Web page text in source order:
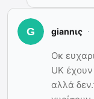
giannις
Οκ
UK
αλλά